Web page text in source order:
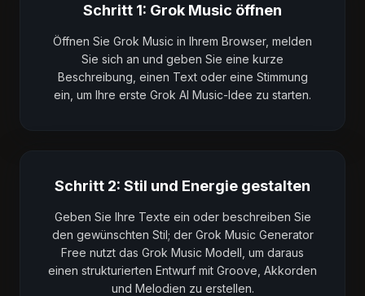
Schritt 1: Grok Music öffnen
Öffnen Sie Grok Music in Ihrem Browser, melden
Sie sich an und geben Sie eine kurze
Beschreibung, einen Text oder eine Stimmung
ein, um Ihre erste Grok AI Music-Idee zu starten.
Schritt 2: Stil und Energie gestalten
Geben Sie Ihre Texte ein oder beschreiben Sie
den gewünschten Stil; der Grok Music Generator
Free nutzt das Grok Music Modell, um daraus
einen strukturierten Entwurf mit Groove, Akkorden
und Melodien zu erstellen.